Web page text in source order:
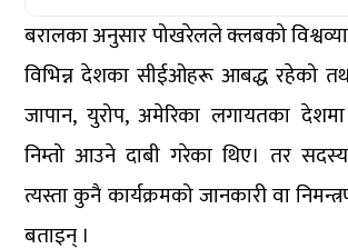
बरालका अनुसार पोखरेलले क्लबको
विभिन्न देशका सीईओहरू आबद्ध रहेको
जापान, युरोप, अमेरिका लगायतका
निम्तो आउने दाबी गरेका थिए। तर
त्यस्ता कुनै कार्यक्रमको जानकारी वा
बताइन् ।